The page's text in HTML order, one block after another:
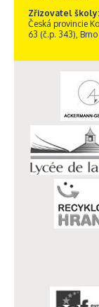
Zřizovatel školy:
Česká provincie
63 (č.p. 343),